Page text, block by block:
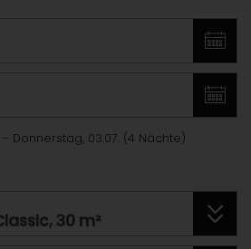
- Donnerstag, 03.07. (4 Nächte)